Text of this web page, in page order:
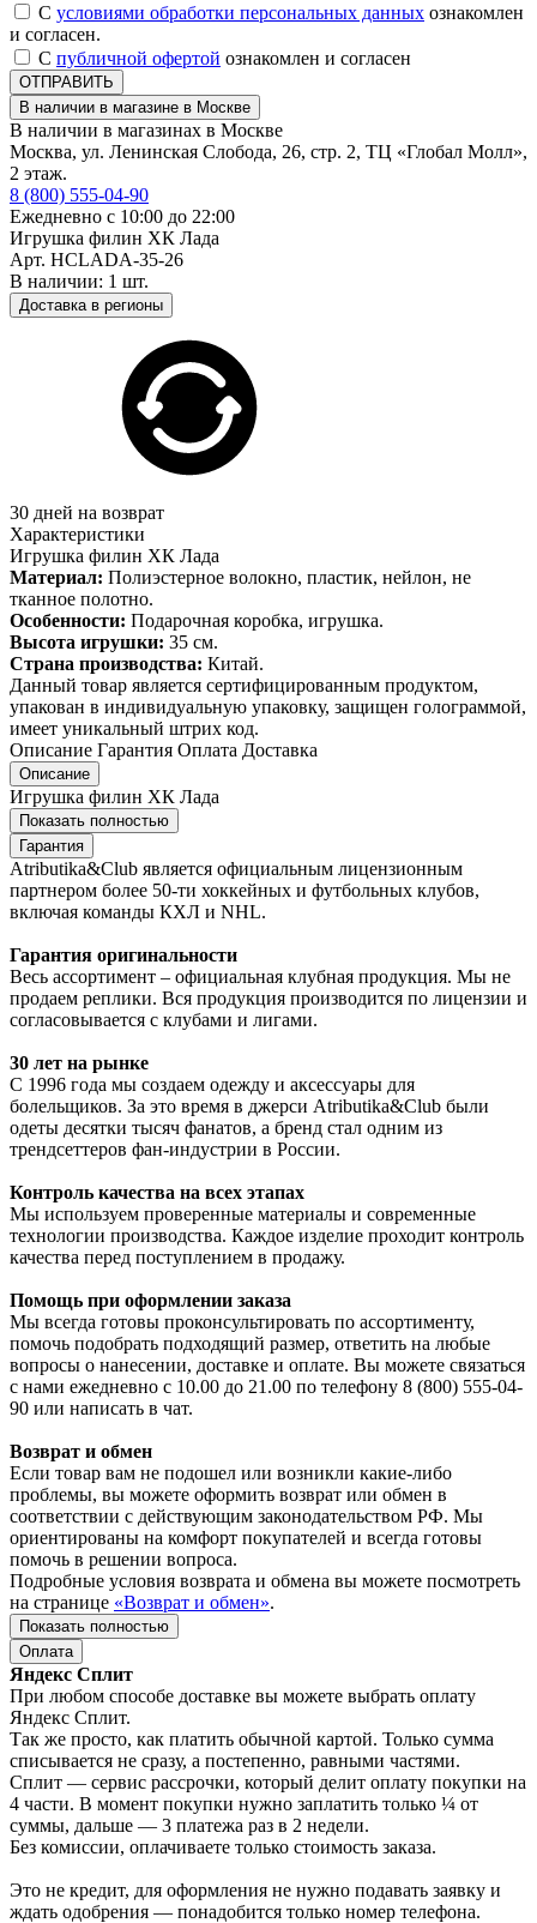
С условиями обработки персональных данных ознакомлен
и согласен.
С публичной офертой ознакомлен и согласен
ОТПРАВИТЬ
В наличии в магазине в Москве
В наличии в магазинах в Москве
Москва, ул. Ленинская Слобода, 26, стр. 2, ТЦ «Глобал Молл»,
2 этаж.
8 (800) 555-04-90
Ежедневно с 10:00 до 22:00
Игрушка филин ХК Лада
Арт. HCLADA-35-26
В наличии: 1 шт.
Доставка в регионы
30 дней на возврат
Характеристики
Игрушка филин ХК Лада
Материал: Полиэстерное волокно, пластик, нейлон, не
тканное полотно.
Особенности: Подарочная коробка, игрушка.
Высота игрушки: 35 см.
Страна производства: Китай.
Данный товар является сертифицированным продуктом,
упакован в индивидуальную упаковку, защищен голограммой,
имеет уникальный штрих код.
Описание Гарантия Оплата Доставка
Описание
Игрушка филин ХК Лада
Показать полностью
Гарантия
Atributika&Club является официальным лицензионным
партнером более 50-ти хоккейных и футбольных клубов,
включая команды КХЛ и NHL.
Гарантия оригинальности
Весь ассортимент – официальная клубная продукция. Мы не
продаем реплики. Вся продукция производится по лицензии и
согласовывается с клубами и лигами.
30 лет на рынке
С 1996 года мы создаем одежду и аксессуары для
болельщиков. За это время в джерси Atributika&Club были
одеты десятки тысяч фанатов, а бренд стал одним из
трендсеттеров фан-индустрии в России.
Контроль качества на всех этапах
Мы используем проверенные материалы и современные
технологии производства. Каждое изделие проходит контроль
качества перед поступлением в продажу.
Помощь при оформлении заказа
Мы всегда готовы проконсультировать по ассортименту,
помочь подобрать подходящий размер, ответить на любые
вопросы о нанесении, доставке и оплате. Вы можете связаться
с нами ежедневно с 10.00 до 21.00 по телефону 8 (800) 555-04-
90 или написать в чат.
Возврат и обмен
Если товар вам не подошел или возникли какие-либо
проблемы, вы можете оформить возврат или обмен в
соответствии с действующим законодательством РФ. Мы
ориентированы на комфорт покупателей и всегда готовы
помочь в решении вопроса.
Подробные условия возврата и обмена вы можете посмотреть
на странице «Возврат и обмен».
Показать полностью
Оплата
Яндекс Сплит
При любом способе доставке вы можете выбрать оплату
Яндекс Сплит.
Так же просто, как платить обычной картой. Только сумма
списывается не сразу, а постепенно, равными частями.
Сплит — сервис рассрочки, который делит оплату покупки на
4 части. В момент покупки нужно заплатить только ¼ от
суммы, дальше — 3 платежа раз в 2 недели.
Без комиссии, оплачиваете только стоимость заказа.
Это не кредит, для оформления не нужно подавать заявку и
ждать одобрения — понадобится только номер телефона.